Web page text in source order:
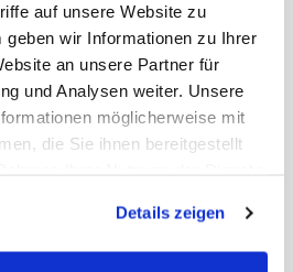
auf unsere Website zu
geben wir Informationen zu Ihrer
an unsere Partner für
und Analysen weiter. Unsere
möglicherweise mit
die Sie ihnen bereitgestellt
Details zeigen
tief. Die Regalständer aus massivem
Millimeter) haben Bohrungen im